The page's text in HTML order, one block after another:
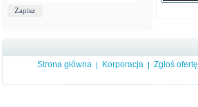
Strona główna Korporacja Zgłoś ofertę